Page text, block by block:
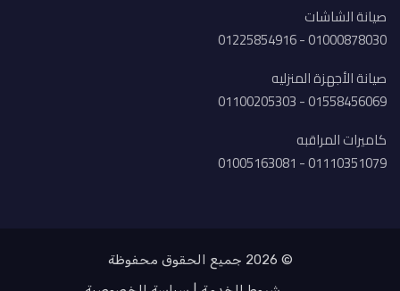
صيانة الشاشات
01000878030 - 01225854916
صيانة الأجهزة المنزليه
01558456069 - 01100205303
كاميرات المراقبه
01110351079 - 01005163081
© 2026 جميع الحقوق محفوظة